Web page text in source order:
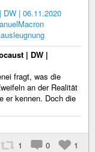
| 06.11.2020
| DW |
fragt, was die
an der Realität
er kennen. Doch die
1 0 1